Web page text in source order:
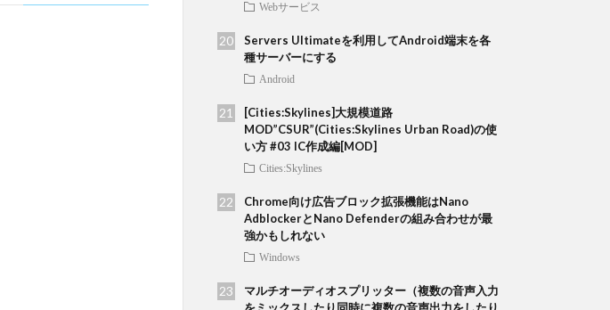
Webサービス
Servers Ultimateを利用してAndroid端末を各
種サーバーにする
Android
[Cities:Skylines]大規模道路
MOD”CSUR”(Cities:Skylines Urban Road)の使
い方 #03 IC作成編[MOD]
Cities:Skylines
Chrome向け広告ブロック拡張機能はNano
AdblockerとNano Defenderの組み合わせが最
強かもしれない
Windows
マルチオーディオスプリッター（複数の音声入力